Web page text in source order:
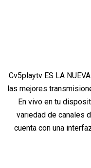
Cv5playtv ES LA
las mejores
En vivo en tu
variedad de canales
cuenta con una